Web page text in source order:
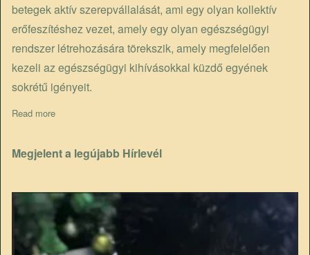
betegek aktív szerepvállalását, ami egy olyan kollektív
erőfeszítéshez vezet, amely egy olyan egészségügyi
rendszer létrehozására törekszik, amely megfelelően
kezeli az egészségügyi kihívásokkal küzdő egyének
sokrétű igényeit.
Read more
Megjelent a legújabb Hírlevél